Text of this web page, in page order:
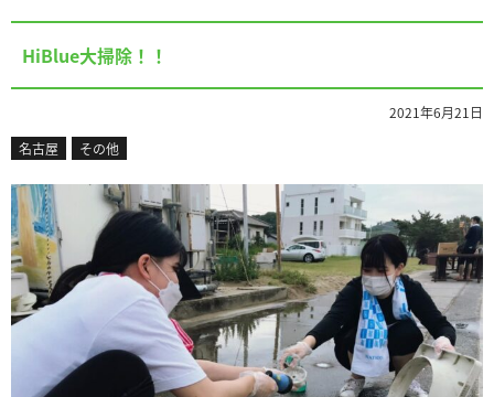
HiBlue大掃除！！
2021年6月21日
名古屋
その他